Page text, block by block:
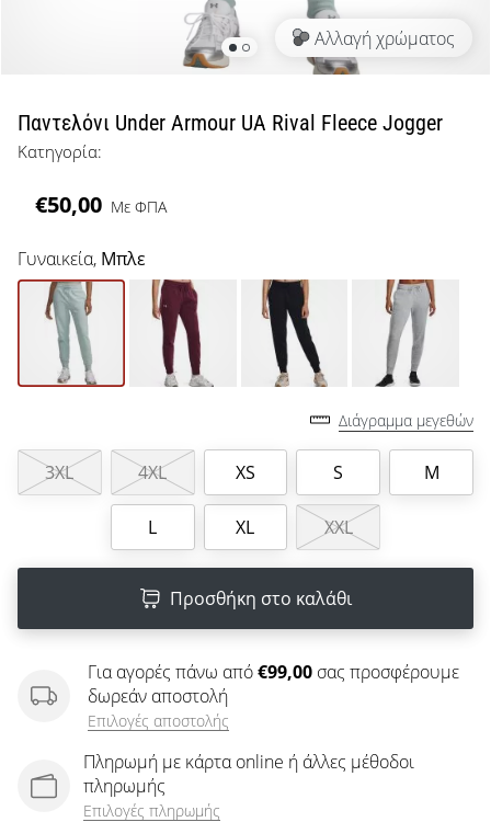
μπάσκετ
όπως
εμείς;
μαζί
ως
πρεσβευτής
της
μάρκας
μας.
Εμφάνιση
όλων των
άρθρων
Αλλαγή χρώματος
Παντελόνι Under Armour UA Rival Fleece Jogger
Κατηγορία:
€50,00 Με ΦΠΑ
Γυναικεία, Μπλε
Διάγραμμα μεγεθών
3XL 4XL XS S M
L XL XXL
Προσθήκη στο καλάθι
Για αγορές πάνω από€99,00 σας προσφέρουμε
δωρεάν αποστολή
Επιλογές αποστολής
Πληρωμή με κάρτα online ή άλλες μέθοδοι
πληρωμής
Επιλογές πληρωμής